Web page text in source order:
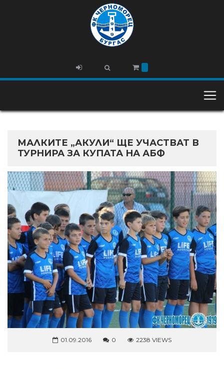
МАЛКИТЕ „АКУЛИ“ ЩЕ УЧАСТВАТ В
ТУРНИРА ЗА КУПАТА НА АБФ
01.09.2016 0 2238 VIEWS